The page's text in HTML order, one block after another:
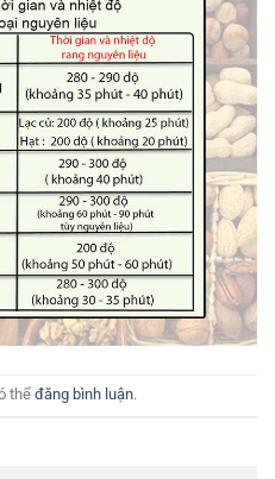
thể đăng bình luận.